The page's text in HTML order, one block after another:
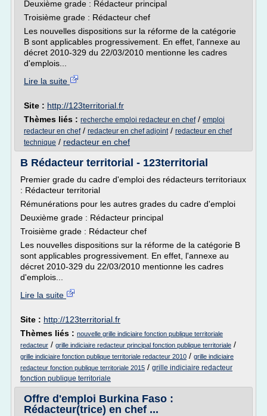
Deuxième grade : Rédacteur principal
Troisième grade : Rédacteur chef
Les nouvelles dispositions sur la réforme de la catégorie
B sont applicables progressivement. En effet, l'annexe au
décret 2010-329 du 22/03/2010 mentionne les cadres
d'emplois...
Lire la suite
Site : http://123territorial.fr
Thèmes liés : recherche emploi redacteur en chef/ emploi
redacteur en chef/ redacteur en chef adjoint/ redacteur en chef
technique / redacteur en chef
B Rédacteur territorial - 123territorial
Premier grade du cadre d'emploi des rédacteurs territoriaux
: Rédacteur territorial
Rémunérations pour les autres grades du cadre d'emploi
Deuxième grade : Rédacteur principal
Troisième grade : Rédacteur chef
Les nouvelles dispositions sur la réforme de la catégorie B
sont applicables progressivement. En effet, l'annexe au
décret 2010-329 du 22/03/2010 mentionne les cadres
d'emplois...
Lire la suite
Site : http://123territorial.fr
Thèmes liés : nouvelle grille indiciaire fonction publique territoriale
redacteur / grille indiciaire redacteur principal fonction publique territoriale /
grille indiciaire fonction publique territoriale redacteur 2010 / grille indiciaire
redacteur fonction publique territoriale 2015 / grille indiciaire redacteur
fonction publique territoriale
Offre d'emploi Burkina Faso :
Rédacteur(trice) en chef ...